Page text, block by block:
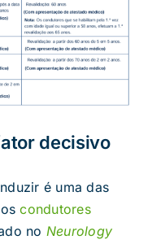
decisivo
é uma das
oscondutores
no Neurology